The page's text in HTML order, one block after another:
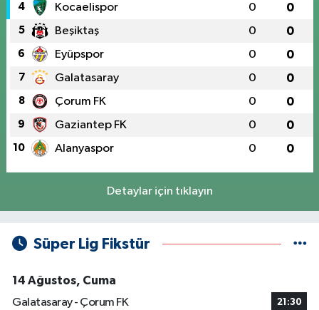
4 Kocaelispor 0 0
5 Beşiktaş 0 0
6 Eyüpspor 0 0
7 Galatasaray 0 0
8 Çorum FK 0 0
9 Gaziantep FK 0 0
10 Alanyaspor 0 0
Detaylar için tıklayın
Süper Lig Fikstür
14 Ağustos, Cuma
Galatasaray - Çorum FK
21:30